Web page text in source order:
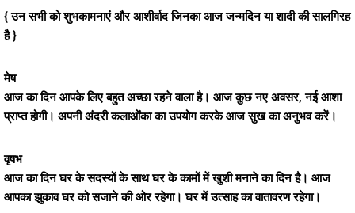
{ उन सभी को शुभकामनाएं और आशीर्वाद जिनका आज जन्मदिन या शादी की सालगिरह
है }
मेष
आज का दिन आपके लिए बहुत अच्छा रहने वाला है। आज कुछ नए अवसर, नई आशा
प्राप्त होगी। अपनी अंदरी कलाओंका का उपयोग करके आज सुख का अनुभव करें।
वृषभ
आज का दिन घर के सदस्यों के साथ घर के कामों में खुशी मनाने का दिन है। आज
आपका झुकाव घर को सजाने की ओर रहेगा। घर में उत्साह का वातावरण रहेगा।